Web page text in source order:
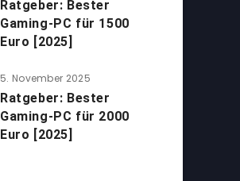
Ratgeber: Bester
Gaming-PC für 1500
Euro [2025]
5. November 2025
Ratgeber: Bester
Gaming-PC für 2000
Euro [2025]